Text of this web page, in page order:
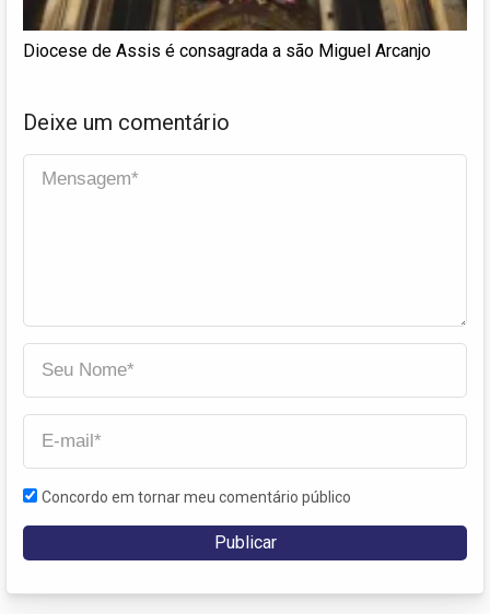
Diocese de Assis é consagrada a são Miguel Arcanjo
Deixe um comentário
Concordo em tornar meu comentário público